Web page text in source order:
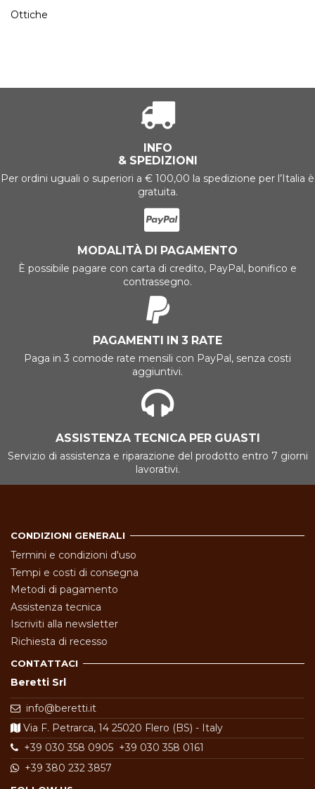
Ottiche
INFO
& SPEDIZIONI
Per ordini uguali o superiori a € 100,00 la spedizione per l’Italia è
gratuita.
MODALITÀ DI PAGAMENTO
È possibile pagare con carta di credito, PayPal, bonifico e
contrassegno.
PAGAMENTI IN 3 RATE
Paga in 3 comode rate mensili con PayPal, senza costi
aggiuntivi.
ASSISTENZA TECNICA PER GUASTI
Servizio di assistenza e riparazione del prodotto entro 7 giorni
lavorativi.
CONDIZIONI GENERALI
Termini e condizioni d'uso
Tempi e costi di consegna
Metodi di pagamento
Assistenza tecnica
Iscriviti alla newsletter
Richiesta di recesso
CONTATTACI
Beretti Srl
info@beretti.it
Via F. Petrarca, 14 25020 Flero (BS) - Italy
+39 030 358 0905 +39 030 358 0161
+39 380 232 3857